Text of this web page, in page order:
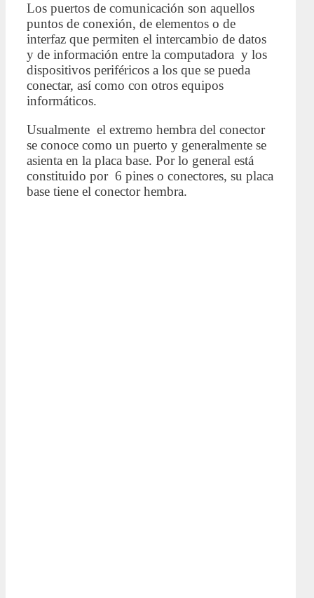
Los puertos de comunicación son aquellos
puntos de conexión, de elementos o de
interfaz que permiten el intercambio de datos
y de información entre la computadora y los
dispositivos periféricos a los que se pueda
conectar, así como con otros equipos
informáticos.
Usualmente el extremo hembra del conector
se conoce como un puerto y generalmente se
asienta en la placa base. Por lo general está
constituido por 6 pines o conectores, su placa
base tiene el conector hembra.